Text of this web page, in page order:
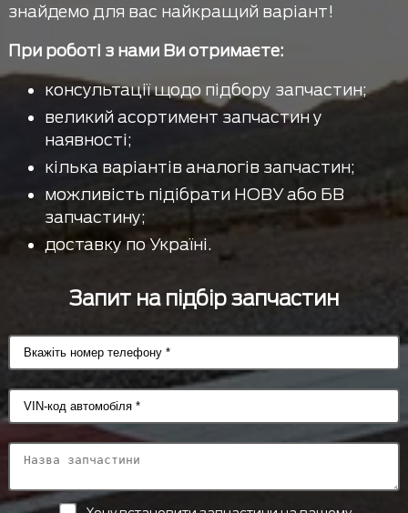
знайдемо для вас найкращий варіант!
При роботі з нами Ви отримаєте:
консультації щодо підбору запчастин;
великий асортимент запчастин у
наявності;
кілька варіантів аналогів запчастин;
можливість підібрати НОВУ або БВ
запчастину;
доставку по Україні.
Запит на підбір запчастин